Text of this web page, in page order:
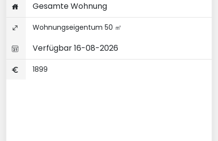
Gesamte Wohnung
Wohnungseigentum 50 ㎡
Verfügbar 16-08-2026
1899